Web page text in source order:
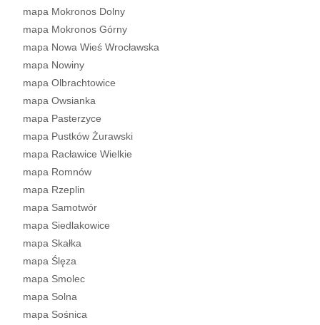
mapa Mokronos Dolny
mapa Mokronos Górny
mapa Nowa Wieś Wrocławska
mapa Nowiny
mapa Olbrachtowice
mapa Owsianka
mapa Pasterzyce
mapa Pustków Żurawski
mapa Racławice Wielkie
mapa Romnów
mapa Rzeplin
mapa Samotwór
mapa Siedlakowice
mapa Skałka
mapa Ślęza
mapa Smolec
mapa Solna
mapa Sośnica